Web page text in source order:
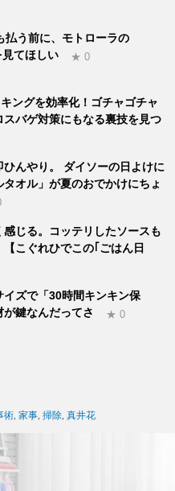
払う前に、モトローラの
てほしい
★ 0
ングを効率化！ゴチャゴチャ
スバゲ対策にもなる裏技を見つ
んやり。 ダイソーの日よけに
タオル」が夏のおでかけにちょ
感じる。コッテリしたソースも
こぐれひでこの｢ごはん日
イズで「30時間キンキン保
鍵なんだってさ
★ 0
術 家事 掃除 真井花